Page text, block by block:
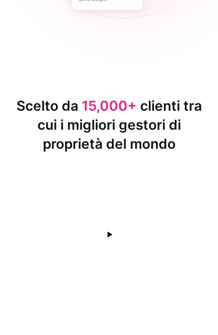
Scelto da 15,000+ clienti tra
cui i migliori gestori di
proprietà del mondo